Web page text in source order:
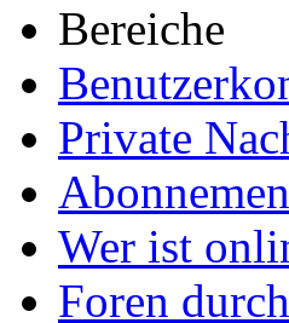
Bereiche
Private
Wer ist
Foren